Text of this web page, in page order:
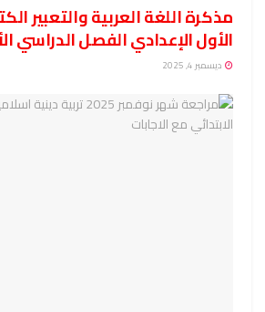
مذكرة اللغة العربية والتعبير
الأول الإعدادي الفصل الدراسي الأول
ديسمبر 4, 2025